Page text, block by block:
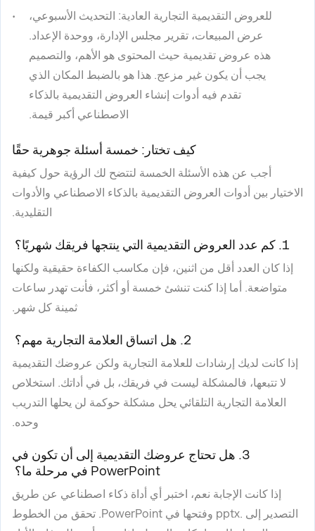
للعروض التقديمية التجارية العادية: التحديث الأسبوعي،
عرض المبيعات، تقرير مجلس الإدارة، ووحدة الإعداد.
هذه عروض تقديمية حيث المحتوى هو الأهم، والتصميم
يجب أن يكون غير مزعج. هذا هو بالضبط المكان الذي
تقدم فيه أدوات إنشاء العروض التقديمية بالذكاء
الاصطناعي أكبر قيمة.
كيف تختار: خمسة أسئلة جوهرية حقًا
أجب عن هذه الأسئلة الخمسة لتتضح لك الرؤية حول كيفية
الاختيار بين أدوات العروض التقديمية بالذكاء الاصطناعي والأدوات
التقليدية.
1. كم عدد العروض التقديمية التي ينتجها فريقك شهريًا؟
إذا كان العدد أقل من اثنين، فإن مكاسب الكفاءة حقيقية ولكنها
متواضعة. أما إذا كنت تنشئ خمسة أو أكثر، فأنت تهدر ساعات
ثمينة كل شهر.
2. هل اتساق العلامة التجارية مهم؟
إذا كانت لديك إرشادات للعلامة التجارية ولكن عروضك التقديمية
لا تتبعها، فالمشكلة ليست في فريقك، بل في أداتك. استخلاص
العلامة التجارية التلقائي يحل مشكلة حوكمة لن يحلها التدريب
وحده.
3. هل تحتاج عروضك التقديمية إلى أن تكون في
PowerPoint في مرحلة ما؟
إذا كانت الإجابة نعم، اختبر أي أداة ذكاء اصطناعي عن طريق
التصدير إلى .pptx وفتحها في PowerPoint. تحقق من الخطوط